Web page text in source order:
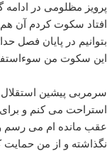
پرویز مظلومی در
افتاد سکوت کردم آن
بتوانیم در پایان فصل
این سکوت من
سرمربی پیشین
استراحت می کنم و برای
عقب مانده ام می رسم و
نگذاشته و از من